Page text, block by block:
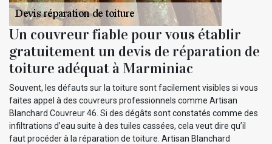
Un couvreur fiable pour vous établir
gratuitement un devis de réparation de
toiture adéquat à Marminiac
Souvent, les défauts sur la toiture sont facilement visibles si vous
faites appel à des couvreurs professionnels comme Artisan
Blanchard Couvreur 46. Si des dégâts sont constatés comme des
infiltrations d’eau suite à des tuiles cassées, cela veut dire qu’il
faut procéder à la réparation de toiture. Artisan Blanchard